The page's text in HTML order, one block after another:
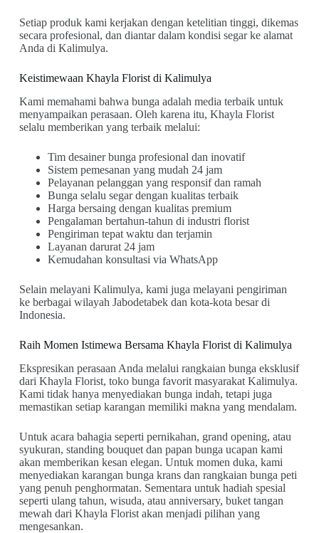
Setiap produk kami kerjakan dengan ketelitian tinggi, dikemas
secara profesional, dan diantar dalam kondisi segar ke alamat
Anda di Kalimulya.
Keistimewaan Khayla Florist di Kalimulya
Kami memahami bahwa bunga adalah media terbaik untuk
menyampaikan perasaan. Oleh karena itu, Khayla Florist
selalu memberikan yang terbaik melalui:
Tim desainer bunga profesional dan inovatif
Sistem pemesanan yang mudah 24 jam
Pelayanan pelanggan yang responsif dan ramah
Bunga selalu segar dengan kualitas terbaik
Harga bersaing dengan kualitas premium
Pengalaman bertahun-tahun di industri florist
Pengiriman tepat waktu dan terjamin
Layanan darurat 24 jam
Kemudahan konsultasi via WhatsApp
Selain melayani Kalimulya, kami juga melayani pengiriman
ke berbagai wilayah Jabodetabek dan kota-kota besar di
Indonesia.
Raih Momen Istimewa Bersama Khayla Florist di Kalimulya
Ekspresikan perasaan Anda melalui rangkaian bunga eksklusif
dari Khayla Florist, toko bunga favorit masyarakat Kalimulya.
Kami tidak hanya menyediakan bunga indah, tetapi juga
memastikan setiap karangan memiliki makna yang mendalam.
Untuk acara bahagia seperti pernikahan, grand opening, atau
syukuran, standing bouquet dan papan bunga ucapan kami
akan memberikan kesan elegan. Untuk momen duka, kami
menyediakan karangan bunga krans dan rangkaian bunga peti
yang penuh penghormatan. Sementara untuk hadiah spesial
seperti ulang tahun, wisuda, atau anniversary, buket tangan
mewah dari Khayla Florist akan menjadi pilihan yang
mengesankan.